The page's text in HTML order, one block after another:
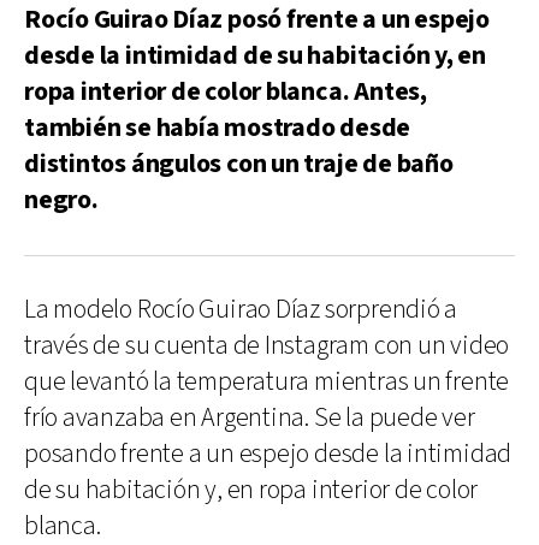
Rocío Guirao Díaz posó frente a un espejo
desde la intimidad de su habitación y, en
ropa interior de color blanca. Antes,
también se había mostrado desde
distintos ángulos con un traje de baño
negro.
La modelo Rocío Guirao Díaz sorprendió a
través de su cuenta de Instagram con un video
que levantó la temperatura mientras un frente
frío avanzaba en Argentina. Se la puede ver
posando frente a un espejo desde la intimidad
de su habitación y, en ropa interior de color
blanca.